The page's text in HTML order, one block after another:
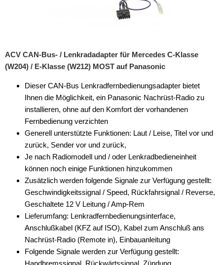
für Buick
für Chevrolet
für Chrysler
für Citroen
für Dacia
für Daewoo
für DAF
für Dodge
für Fiat
für Ford
ACV CAN-Bus- / Lenkradadapter für Mercedes C-Klasse
(W204) / E-Klasse (W212) MOST auf Panasonic
Dieser CAN-Bus Lenkradfernbedienungsadapter bietet
Ihnen die Möglichkeit, ein Panasonic Nachrüst-Radio zu
installieren, ohne auf den Komfort der vorhandenen
Fernbedienung verzichten
Generell unterstützte Funktionen: Laut / Leise, Titel vor und
zurück, Sender vor und zurück,
Je nach Radiomodell und / oder Lenkradbedieneinheit
können noch einige Funktionen hinzukommen
Zusätzlich werden folgende Signale zur Verfügung gestellt:
Geschwindigkeitssignal / Speed, Rückfahrsignal / Reverse,
Geschaltete 12 V Leitung / Amp-Rem
Lieferumfang: Lenkradfernbedienungsinterface,
Anschlußkabel (KFZ auf ISO), Kabel zum Anschluß ans
Nachrüst-Radio (Remote in), Einbauanleitung
Folgende Signale werden zur Verfügung gestellt:
Handbremssignal, Rückwärtssignal, Zündung,